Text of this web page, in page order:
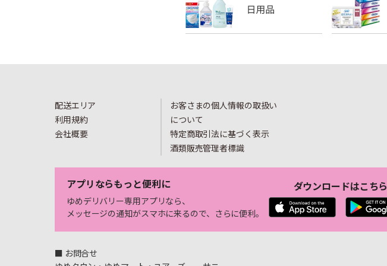
配送エリア
利用規約
会社概要
お客さまの個人情報の取扱い
について
特定商取引法に基づく表示
酒類販売管理者標識
アプリならもっと便利に
ゆめデリバリー専用アプリなら、
メッセージの通知がスマホに来るので、さらに便利。
ダウンロードはこちら
■ お問合せ